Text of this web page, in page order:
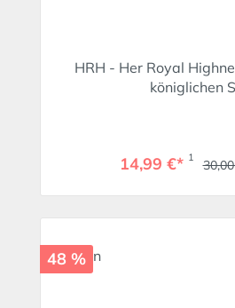
HRH - Her Royal
königlichen
14,99 €* 1
48 %